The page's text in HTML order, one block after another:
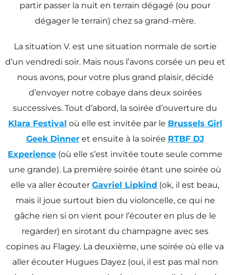
partir passer la nuit en terrain dégagé (ou pour
dégager le terrain) chez sa grand-mère.
La situation V. est une situation normale de sortie
d’un vendredi soir. Mais nous l’avons corsée un peu et
nous avons, pour votre plus grand plaisir, décidé
d’envoyer notre cobaye dans deux soirées
successives. Tout d’abord, la soirée d’ouverture du
Klara Festival où elle est invitée par le Brussels Girl
Geek Dinneret ensuite à la soirée RTBF DJ
Experience (où elle s’est invitée toute seule comme
une grande). La première soirée étant une soirée où
elle va aller écouter Gavriel Lipkind (ok, il est beau,
mais il joue surtout bien du violoncelle, ce qui ne
gâche rien si on vient pour l’écouter en plus de le
regarder) en sirotant du champagne avec ses
copines au Flagey. La deuxième, une soirée où elle va
aller écouter Hugues Dayez (oui, il est pas mal non